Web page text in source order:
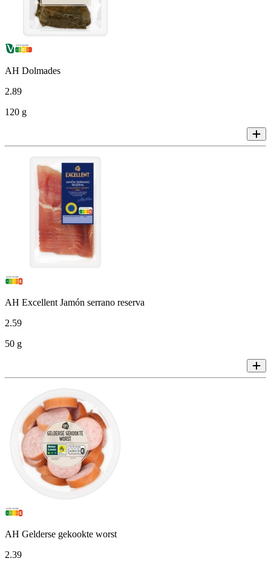
AH Dolmades
2.89
120 g
AH Excellent Jamón serrano reserva
2.59
50 g
AH Gelderse gekookte worst
2.39